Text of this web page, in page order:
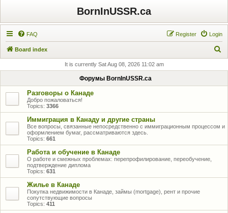
BornInUSSR.ca
FAQ Login
Register
Board index
r
It is currently Sat Aug 08, 2026 11:02 am
Форумы BornInUSSR.ca
Разговоры о Канаде
Добро пожаловаться!
Topics: 3366
Иммиграция в Канаду и другие страны
Все вопросы, связанные непосредственно с иммиграционным процессом и
оформлением бумаг, рассматриваются здесь.
Topics: 661
Работа и обучение в Канаде
О работе и смежных проблемах: перепрофилирование, переобучение,
подтверждение диплома
Topics: 631
Жилье в Канаде
Покупка недвижимости в Канаде, займы (mortgage), рент и прочие
сопутствующие вопросы
Topics: 411